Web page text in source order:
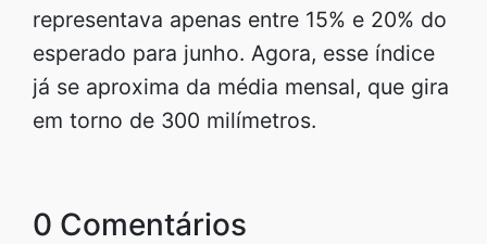
representava apenas entre 15% e 20% do
esperado para junho. Agora, esse índice
já se aproxima da média mensal, que gira
em torno de 300 milímetros.
0 Comentários